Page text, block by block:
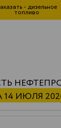
- дизельное
топливо
14 ИЮЛЯ